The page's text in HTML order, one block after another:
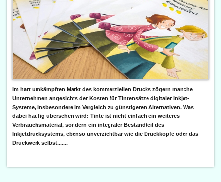
Im hart umkämpften Markt des kommerziellen Drucks zögern manche
Unternehmen angesichts der Kosten für Tintensätze digitaler Inkjet-
Systeme, insbesondere im Vergleich zu günstigeren Alternativen. Was
dabei häufig übersehen wird: Tinte ist nicht einfach ein weiteres
Verbrauchsmaterial, sondern ein integraler Bestandteil des
Inkjetdrucksystems, ebenso unverzichtbar wie die Druckköpfe oder das
Druckwerk selbst.......